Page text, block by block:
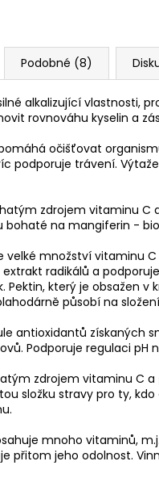
Podobné (8)
alkalizující vlastnosti,
rovnováhu kyselin a
očišťovat
podporuje trávení.
zdrojem vitaminu C
bohaté na mangiferin -
velké množství vitaminu C
radikálů a
Pektin, který je obsažen
působí na
antioxidantů získaných
Podporuje regulaci pH
zdrojem vitaminu C a
složku stravy pro ty,
mnoho vitaminů,
přitom jeho odolnost.